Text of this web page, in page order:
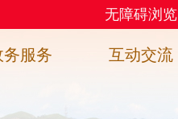
无障碍浏览
务服务 互动交流